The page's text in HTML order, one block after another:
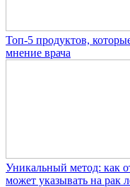
Топ-5 продуктов,
мнение врача
Уникальный метод: как
может указывать на рак